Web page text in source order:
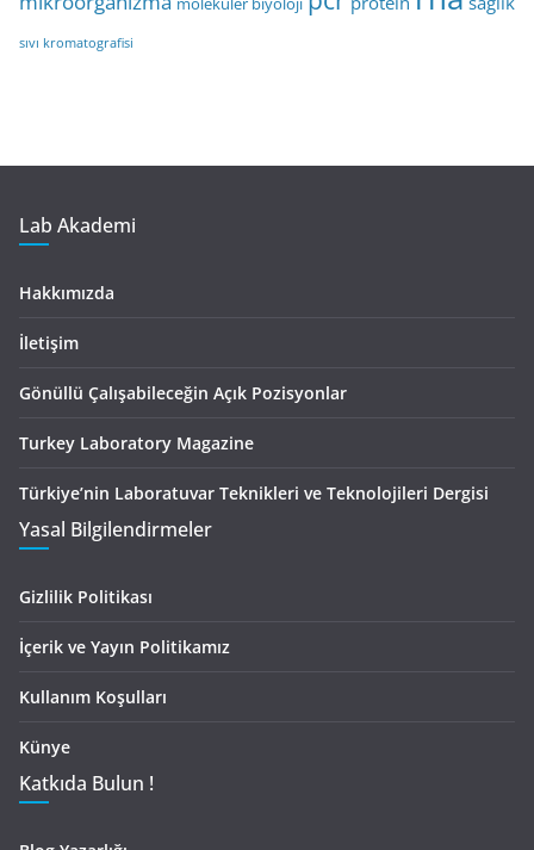
moleküler biyoloji
sıvı kromatografisi
Lab Akademi
Hakkımızda
İletişim
Gönüllü Çalışabileceğin Açık Pozisyonlar
Turkey Laboratory Magazine
Türkiye’nin Laboratuvar Teknikleri ve Teknolojileri Dergisi
Yasal Bilgilendirmeler
Gizlilik Politikası
İçerik ve Yayın Politikamız
Kullanım Koşulları
Künye
Katkıda Bulun !